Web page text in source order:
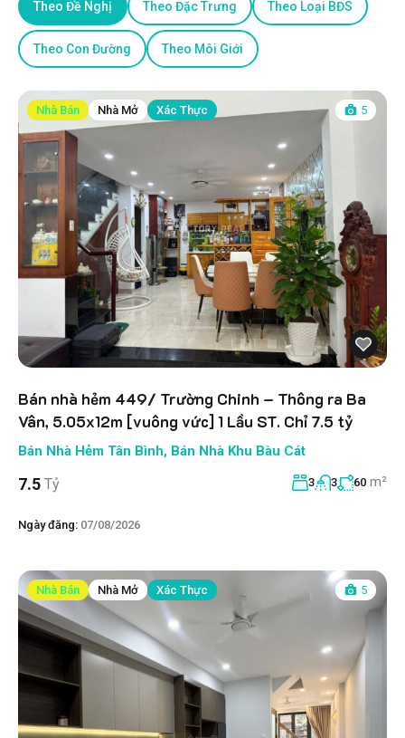
Theo Đề Nghị Theo Đặc Trưng Theo Loại BĐS
Theo Con Đường Theo Môi Giới
Nhà Bán Nhà Mở Xác Thực 5
Bán nhà hẻm 449/ Trường Chinh – Thông ra Ba
Vân, 5.05x12m [vuông vức] 1 Lầu ST. Chỉ 7.5 tỷ
Bán Nhà Hẻm Tân Bình, Bán Nhà Khu Bàu Cát
7.5 Tỷ 3 3 60 m²
Ngày đăng: 07/08/2026
Nhà Bán Nhà Mở Xác Thực 5